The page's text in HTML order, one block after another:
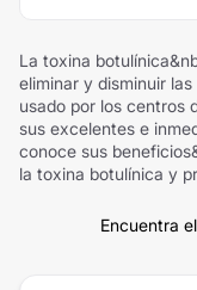
La toxina
eliminar y disminuir
usado por los centros
sus excelentes e
conoce sus
la toxina botulínica y
Encuentra